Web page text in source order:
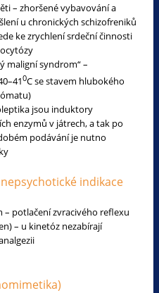
– zhoršené vybavování a
u chronických schizofreniků
ke zrychlení srdeční činnosti
maligní syndrom“ –
0C se stavem hlubokého
jsou induktory
enzymů v játrech, a tak po
podávání je nutno
indikace
potlačení zvracivého reflexu
– u kinetóz nezabírají